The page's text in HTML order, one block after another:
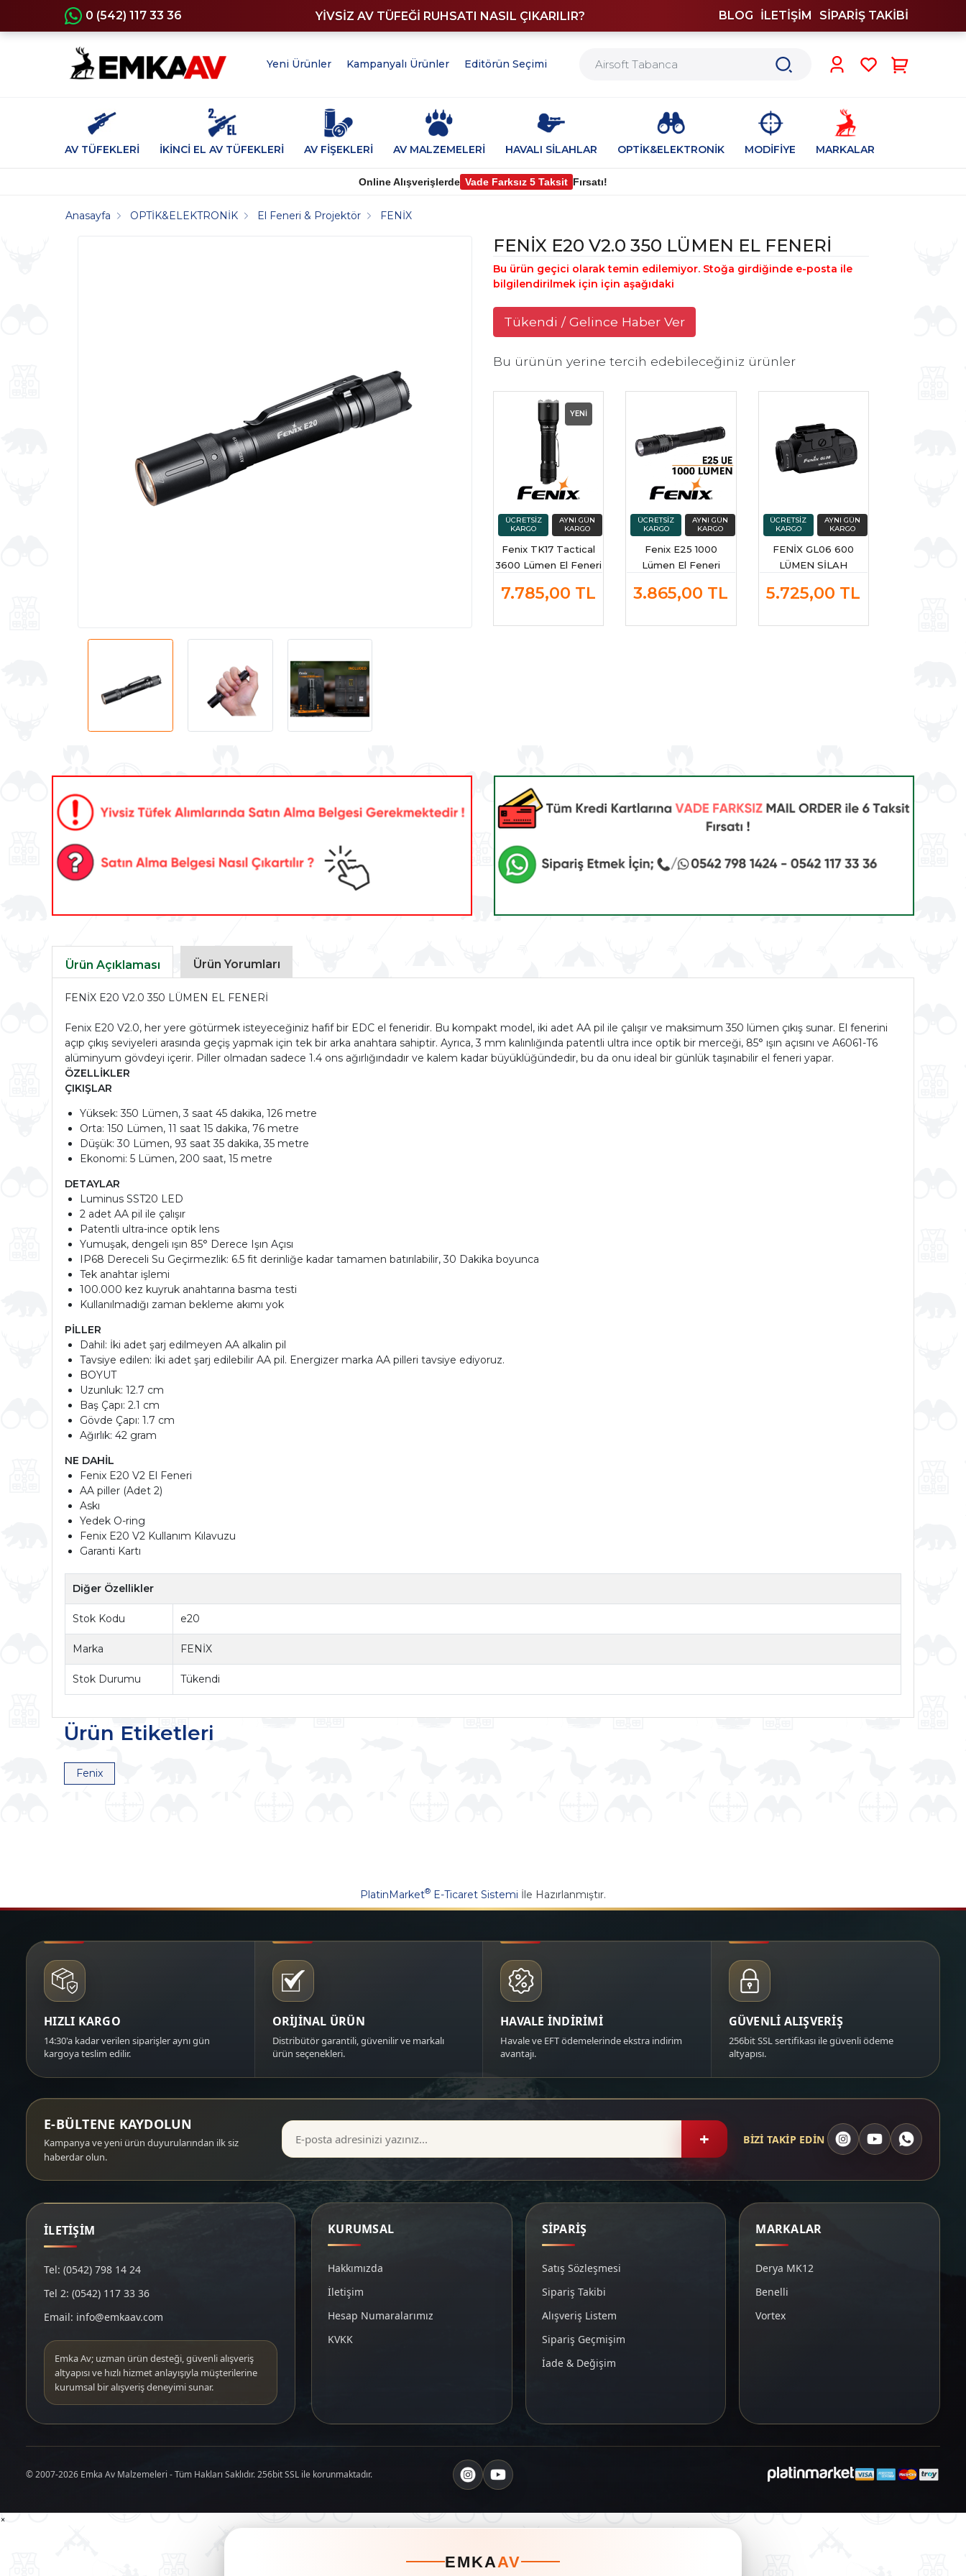
0 (542) 117 33 36 YİVSİZ AV TÜFEĞİ RUHSATI NASIL ÇIKARILIR? BLOG İLETİŞİM SİPARİŞ TAKİBİ
Yeni Ürünler Kampanyalı Ürünler Editörün Seçimi
AV TÜFEKLERİ İKİNCİ EL AV TÜFEKLERİ AV FİŞEKLERİ AV MALZEMELERİ HAVALI SİLAHLAR OPTİK&ELEKTRONİK MODİFİYE MARKALAR
Online Alışverişlerde Vade Farksız 5 Taksit Fırsatı!
Anasayfa OPTİK&ELEKTRONİK El Feneri & Projektör FENİX
FENİX E20 V2.0 350 LÜMEN EL FENERİ
Bu ürün geçici olarak temin edilemiyor. Stoğa girdiğinde e-posta ile
bilgilendirilmek için için aşağıdaki
Tükendi / Gelince Haber Ver
Bu ürünün yerine tercih edebileceğiniz ürünler
YENİ
Fenix TK17 Tactical
3600 Lümen El Feneri
7.785,00 TL
Fenix E25 1000
Lümen El Feneri
3.865,00 TL
FENİX GL06 600
LÜMEN SİLAH
5.725,00 TL
Ürün Açıklaması Ürün Yorumları
FENİX E20 V2.0 350 LÜMEN EL FENERİ
Fenix E20 V2.0, her yere götürmek isteyeceğiniz hafif bir EDC el feneridir. Bu kompakt model, iki adet AA pil ile çalışır ve maksimum 350 lümen çıkış sunar. El fenerini
açıp çıkış seviyeleri arasında geçiş yapmak için tek bir arka anahtara sahiptir. Ayrıca, 3 mm kalınlığında patentli ultra ince optik bir merceği, 85° ışın açısını ve A6061-T6
alüminyum gövdeyi içerir. Piller olmadan sadece 1.4 ons ağırlığındadır ve kalem kadar büyüklüğündedir, bu da onu ideal bir günlük taşınabilir el feneri yapar.
ÖZELLİKLER
ÇIKIŞLAR
Yüksek: 350 Lümen, 3 saat 45 dakika, 126 metre
Orta: 150 Lümen, 11 saat 15 dakika, 76 metre
Düşük: 30 Lümen, 93 saat 35 dakika, 35 metre
Ekonomi: 5 Lümen, 200 saat, 15 metre
DETAYLAR
Luminus SST20 LED
2 adet AA pil ile çalışır
Patentli ultra-ince optik lens
Yumuşak, dengeli ışın 85° Derece Işın Açısı
IP68 Dereceli Su Geçirmezlik: 6.5 fit derinliğe kadar tamamen batırılabilir, 30 Dakika boyunca
Tek anahtar işlemi
100.000 kez kuyruk anahtarına basma testi
Kullanılmadığı zaman bekleme akımı yok
PİLLER
Dahil: İki adet şarj edilmeyen AA alkalin pil
Tavsiye edilen: İki adet şarj edilebilir AA pil. Energizer marka AA pilleri tavsiye ediyoruz.
BOYUT
Uzunluk: 12.7 cm
Baş Çapı: 2.1 cm
Gövde Çapı: 1.7 cm
Ağırlık: 42 gram
NE DAHİL
Fenix E20 V2 El Feneri
AA piller (Adet 2)
Askı
Yedek O-ring
Fenix E20 V2 Kullanım Kılavuzu
Garanti Kartı
Diğer Özellikler
Stok Kodu e20
Marka FENİX
Stok Durumu Tükendi
Ürün Etiketleri
Fenix
PlatinMarket® E-Ticaret Sistemi İle Hazırlanmıştır.
HIZLI KARGO
14:30'a kadar verilen siparişler aynı gün
kargoya teslim edilir.
ORİJİNAL ÜRÜN
Distribütör garantili, güvenilir ve markalı
ürün seçenekleri.
HAVALE İNDİRİMİ
Havale ve EFT ödemelerinde ekstra indirim
avantajı.
GÜVENLİ ALIŞVERİŞ
256bit SSL sertifikası ile güvenli ödeme
altyapısı.
E-BÜLTENE KAYDOLUN
Kampanya ve yeni ürün duyurularından ilk siz
haberdar olun.
+ BİZİ TAKİP EDİN
İLETİŞİM
Tel: (0542) 798 14 24
Tel 2: (0542) 117 33 36
Email: info@emkaav.com
Emka Av; uzman ürün desteği, güvenli alışveriş
altyapısı ve hızlı hizmet anlayışıyla müşterilerine
kurumsal bir alışveriş deneyimi sunar.
KURUMSAL
Hakkımızda
İletişim
Hesap Numaralarımız
KVKK
SİPARİŞ
Satış Sözleşmesi
Sipariş Takibi
Alışveriş Listem
Sipariş Geçmişim
İade & Değişim
MARKALAR
Derya MK12
Benelli
Vortex
© 2007-2026 Emka Av Malzemeleri - Tüm Hakları Saklıdır. 256bit SSL ile korunmaktadır.
×
EMKAAV